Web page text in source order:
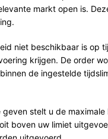
markt open is.
niet beschikbaar is op
krijgen. De order
de ingestelde
geven stelt u de
boven uw limiet